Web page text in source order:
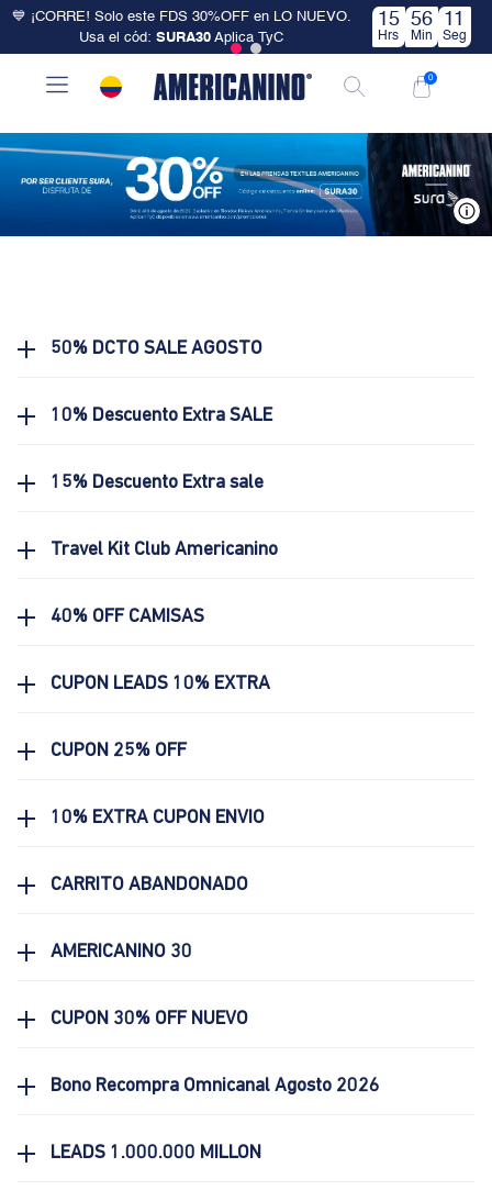
💙 ¡CORRE! Solo este FDS 30%OFF en LO NUEVO.
Usa el cód:SURA30 Aplica TyC
15
Hrs
56
Min
11
Seg
0
50% DCTO SALE AGOSTO
10% Descuento Extra SALE
15% Descuento Extra sale
Travel Kit Club Americanino
40% OFF CAMISAS
CUPON LEADS 10% EXTRA
CUPON 25% OFF
10% EXTRA CUPON ENVIO
CARRITO ABANDONADO
AMERICANINO 30
CUPON 30% OFF NUEVO
Bono Recompra Omnicanal Agosto 2026
LEADS 1.000.000 MILLON